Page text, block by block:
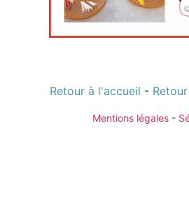
Retour à l'accueil -
Mentions légales -